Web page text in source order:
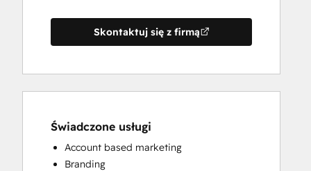
Skontaktuj się z firmą
Świadczone usługi
Account based marketing
Branding